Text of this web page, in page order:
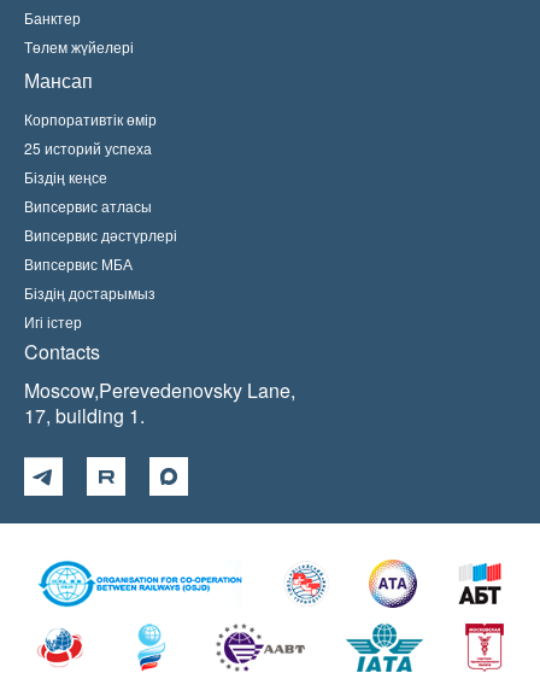
Банктер
Төлем жүйелері
Мансап
Корпоративтік өмір
25 историй успеха
Біздің кеңсе
Випсервис атласы
Випсервис дәстүрлері
Випсервис МБА
Біздің достарымыз
Игі істер
Contacts
Moscow,Perevedenovsky Lane,
17, building 1.